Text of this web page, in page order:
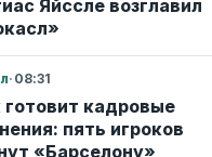
Яйссле возглавил
· 08:31
кадровые
пять игроков
«Барселону»